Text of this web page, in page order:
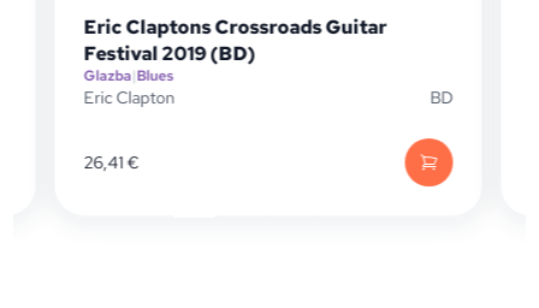
Eric Claptons Crossroads Guitar
Festival 2019 (BD)
Glazba|Blues
Eric Clapton BD
26,41€